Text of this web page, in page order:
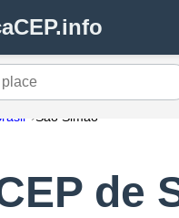
São Simão
de